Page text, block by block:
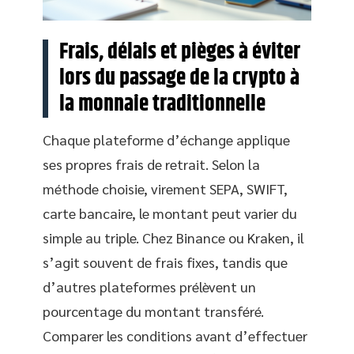
Frais, délais et pièges à éviter
lors du passage de la crypto à
la monnaie traditionnelle
Chaque plateforme d’échange applique
ses propres frais de retrait. Selon la
méthode choisie, virement SEPA, SWIFT,
carte bancaire, le montant peut varier du
simple au triple. Chez Binance ou Kraken, il
s’agit souvent de frais fixes, tandis que
d’autres plateformes prélèvent un
pourcentage du montant transféré.
Comparer les conditions avant d’effectuer